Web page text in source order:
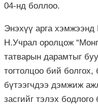
04-нд боллоо.
Энэхүү арга
Н.Учрал оролцож
татварын дарамтыг
тогтолцоо бий болгох,
бүтээгчдээ дэмжиж
засгийг тэлэх